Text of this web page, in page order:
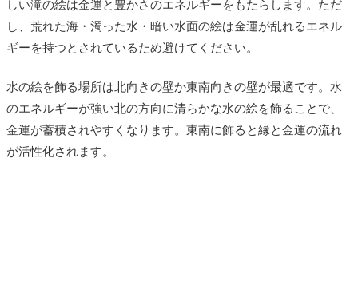
しい滝の絵は金運と豊かさのエネルギーをもたらします。ただ
し、荒れた海・濁った水・暗い水面の絵は金運が乱れるエネル
ギーを持つとされているため避けてください。
水の絵を飾る場所は北向きの壁か東南向きの壁が最適です。水
のエネルギーが強い北の方向に清らかな水の絵を飾ることで、
金運が蓄積されやすくなります。東南に飾ると縁と金運の流れ
が活性化されます。